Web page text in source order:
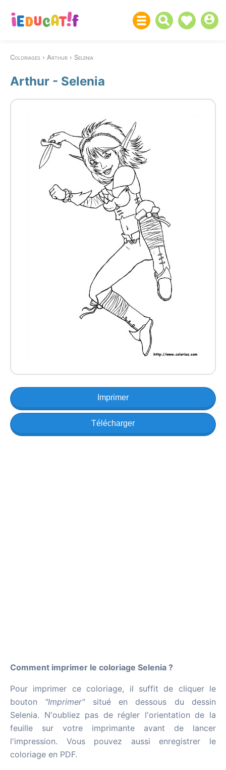
Coloriages Arthur Selenia
Arthur - Selenia
Imprimer
Télécharger
Comment imprimer le coloriage Selenia ?
Pour imprimer ce coloriage, il suffit de cliquer le
bouton "Imprimer"situé en dessous du dessin
Selenia. N'oubliez pas de régler l'orientation de la
feuille sur votre imprimante avant de lancer
l'impression. Vous pouvez aussi enregistrer le
coloriage en PDF.